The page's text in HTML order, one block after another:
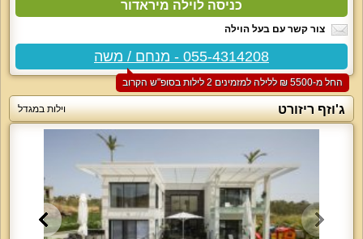
כניסה לוילה מיראדור
צור קשר עם בעל הוילה
055-4314208 - מנחם / משה
החל מ-‏5500 ₪ ללילה למזמינים 2 לילות בסופ"ש הקרוב
ג'וזף ריזורט וילות במגדל